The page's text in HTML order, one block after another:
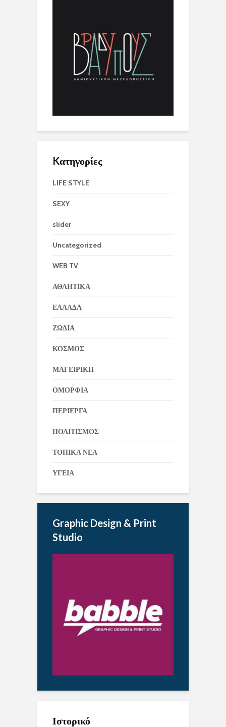
Kατηγορίες
LIFE STYLE
SEXY
slider
Uncategorized
WEB TV
ΑΘΛΗΤΙΚΑ
ΕΛΛΑΔΑ
ΖΩΔΙΑ
ΚΟΣΜΟΣ
ΜΑΓΕΙΡΙΚΗ
ΟΜΟΡΦΙΑ
ΠΕΡΙΕΡΓΑ
ΠΟΛΙΤΙΣΜΟΣ
ΤΟΠΙΚΑ ΝΕΑ
ΥΓΕΙΑ
Graphic Design & Print
Studio
Ιστορικό